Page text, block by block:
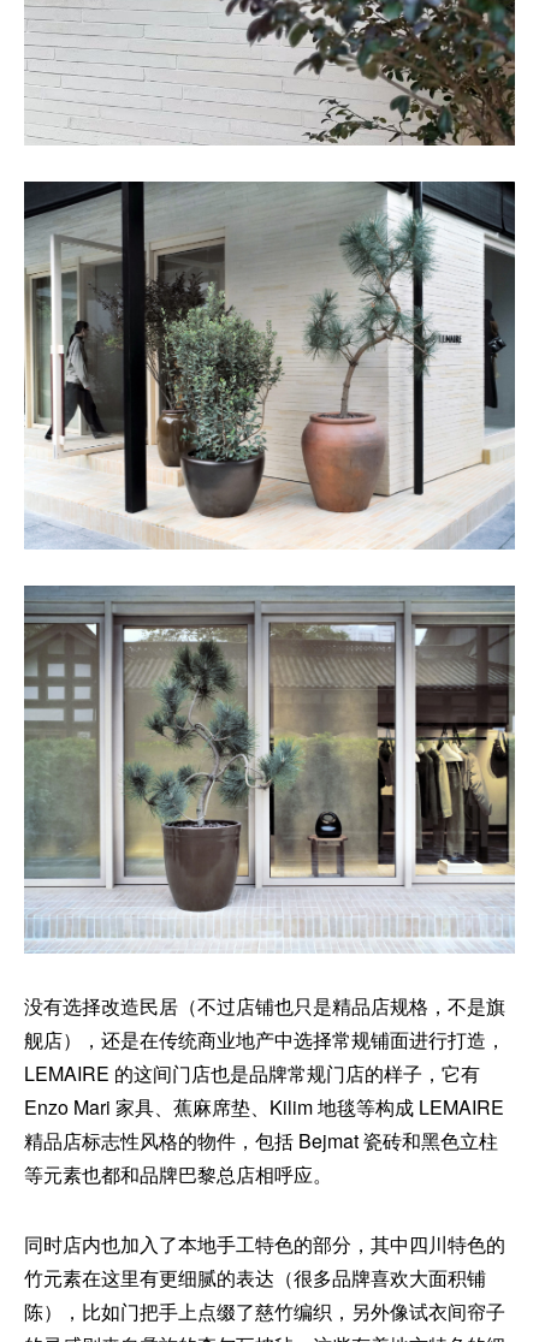
没有选择改造民居（不过店铺也只是精品店规格，不是旗
舰店），还是在传统商业地产中选择常规铺面进行打造，
LEMAIRE 的这间门店也是品牌常规门店的样子，它有
Enzo Mari 家具、蕉麻席垫、Kilim 地毯等构成 LEMAIRE
精品店标志性风格的物件，包括 Bejmat 瓷砖和黑色立柱
等元素也都和品牌巴黎总店相呼应。
同时店内也加入了本地手工特色的部分，其中四川特色的
竹元素在这里有更细腻的表达（很多品牌喜欢大面积铺
陈），比如门把手上点缀了慈竹编织，另外像试衣间帘子